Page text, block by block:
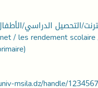
التحصيل الدراسي/
msila.dz/handle/